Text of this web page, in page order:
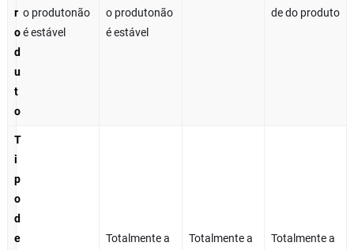
r
o
d
u
t
o
o produtonão
é estável
o produtonão
é estável
de do produto
T
i
p
o
d
e
Totalmente a
Totalmente a
Totalmente a